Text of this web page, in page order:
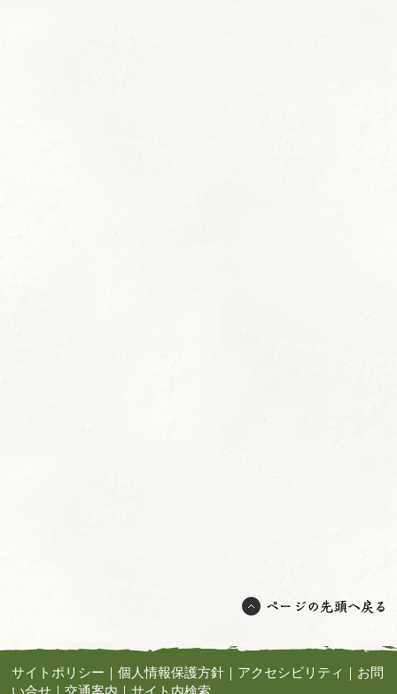
サイトポリシー ｜個人情報保護方針 ｜ アクセシビリティ ｜ お問
い合せ ｜交通案内 ｜サイト内検索